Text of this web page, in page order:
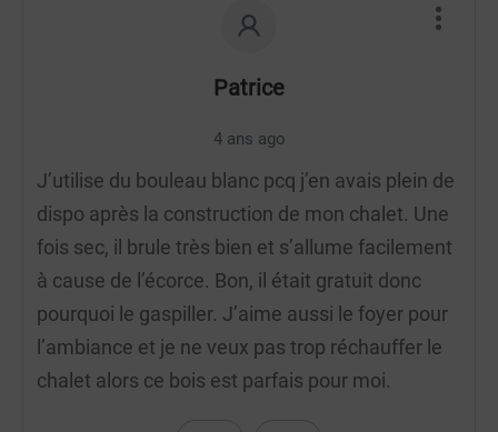
Patrice
4 ans ago
J’utilise du bouleau blanc pcq j’en avais plein de
dispo après la construction de mon chalet. Une
fois sec, il brule très bien et s’allume facilement
à cause de l’écorce. Bon, il était gratuit donc
pourquoi le gaspiller. J’aime aussi le foyer pour
l’ambiance et je ne veux pas trop réchauffer le
chalet alors ce bois est parfais pour moi.